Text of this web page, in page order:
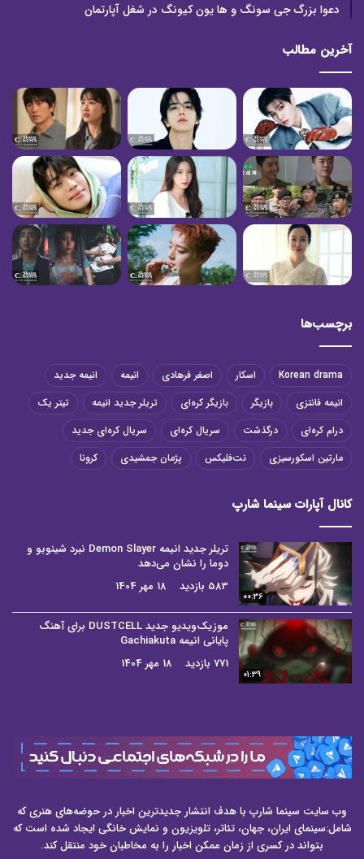
دعوا بزرگ جی سونگ و ها یون کیونگ در شغل آپارتمان
آخرین مطالب
برچسب‌ها
Korean drama اسکار اصغر فرهادی انیمه
انیمه جدید
انیمه فانتزی
بازیگر بازیگر کره‌ای تریلر جدید انیمه
تیتر یک
درام کره‌ای
درگذشت سریال کره‌ای
سریال کره‌ای جدید
مارتین اسکورسیزی
نت‌فلیکس پژمان جمشیدی کرونا
کانال آپارات سینما شارپ
00:36
تریلر جدید انیمه Demon Slayer نبرد شینوبو و
دوما را نشان می‌دهد
583 بازدید
18 مهر 1404
01:39
موزیک‌ویدیو جدید DUSTCELL برای آهنگ
پایانی انیمه Gachiakuta
771 بازدید
18 مهر 1404
وب سایت سینما شارپ با هدف انتشار جدیدترین اخبار در حوضه‌های هنری که
شامل:سینمای ایران، جهان، تئاتر، تلویزیون و نمایش خانگی ایجاد شده است که
بتواند در کسری از زمان ممکن اخبار را به مخاطبان خود منتقل کند.